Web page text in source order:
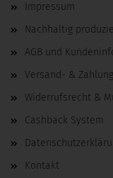
Impressum
Nachhaltig
AGB und
Versand- &
Widerrufsrecht &
Cashback System
Kontakt